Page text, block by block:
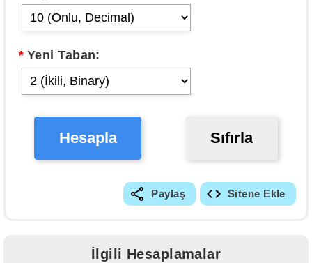
*Yeni Taban:
Hesapla Sıfırla
Paylaş Sitene Ekle
İlgili Hesaplamalar